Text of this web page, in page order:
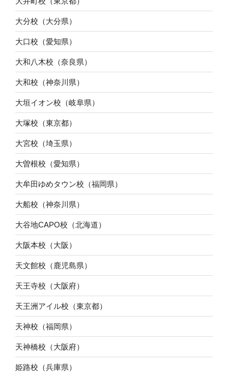
大分校（大分県）
大口校（愛知県）
大和八木校（奈良県）
大和校（神奈川県）
大垣イオン校（岐阜県）
大塚校（東京都）
大宮校（埼玉県）
大曽根校（愛知県）
大牟田ゆめタウン校（福岡県）
大船校（神奈川県）
大谷地CAPO校（北海道）
大阪本校（大阪）
天文館校（鹿児島県）
天王寺校（大阪府）
天王洲アイル校（東京都）
天神校（福岡県）
天神橋校（大阪府）
姫路校（兵庫県）